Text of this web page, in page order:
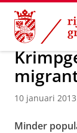
Skip
Content
Skip
Navigation
Over ons
10 januari 2013
Minder